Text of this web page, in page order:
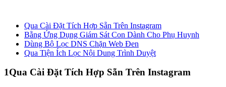
Qua Cài Đặt Tích Hợp Sẵn Trên Instagram
Bằng Ứng Dụng Giám Sát Con Dành Cho Phụ Huynh
Dùng Bộ Lọc DNS Chặn Web Đen
Qua Tiện Ích Lọc Nội Dung Trình Duyệt
1Qua Cài Đặt Tích Hợp Sẵn Trên Instagram